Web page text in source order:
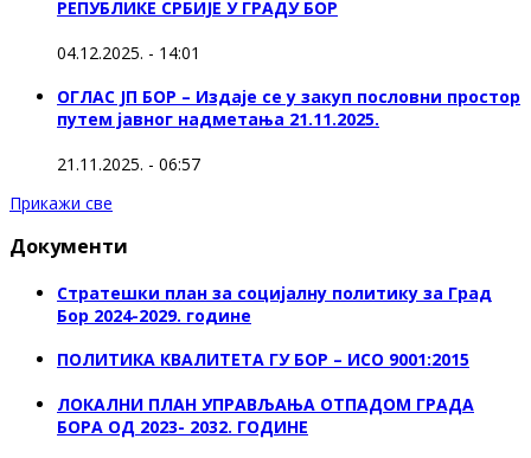
РЕПУБЛИКЕ СРБИЈЕ У ГРАДУ БОР
04.12.2025. - 14:01
ОГЛАС ЈП БОР – Издаје се у закуп пословни простор
путем јавног надметања 21.11.2025.
21.11.2025. - 06:57
Прикажи све
Документи
Стратешки план за социјалну политику за Град
Бор 2024-2029. године
ПОЛИТИКА КВАЛИТЕТА ГУ БОР – ИСО 9001:2015
ЛОКАЛНИ ПЛАН УПРАВЉАЊА ОТПАДОМ ГРАДА
БОРА ОД 2023- 2032. ГОДИНЕ